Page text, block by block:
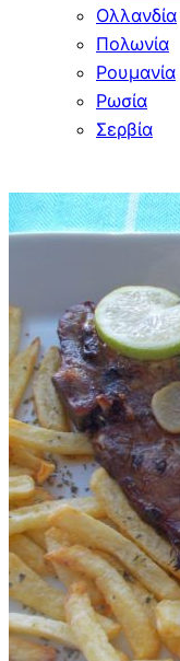
Ολλανδία
Πολωνία
Ρουμανία
Ρωσία
Σερβία